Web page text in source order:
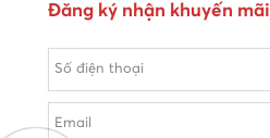
Đăng ký nhận khuyến mãi